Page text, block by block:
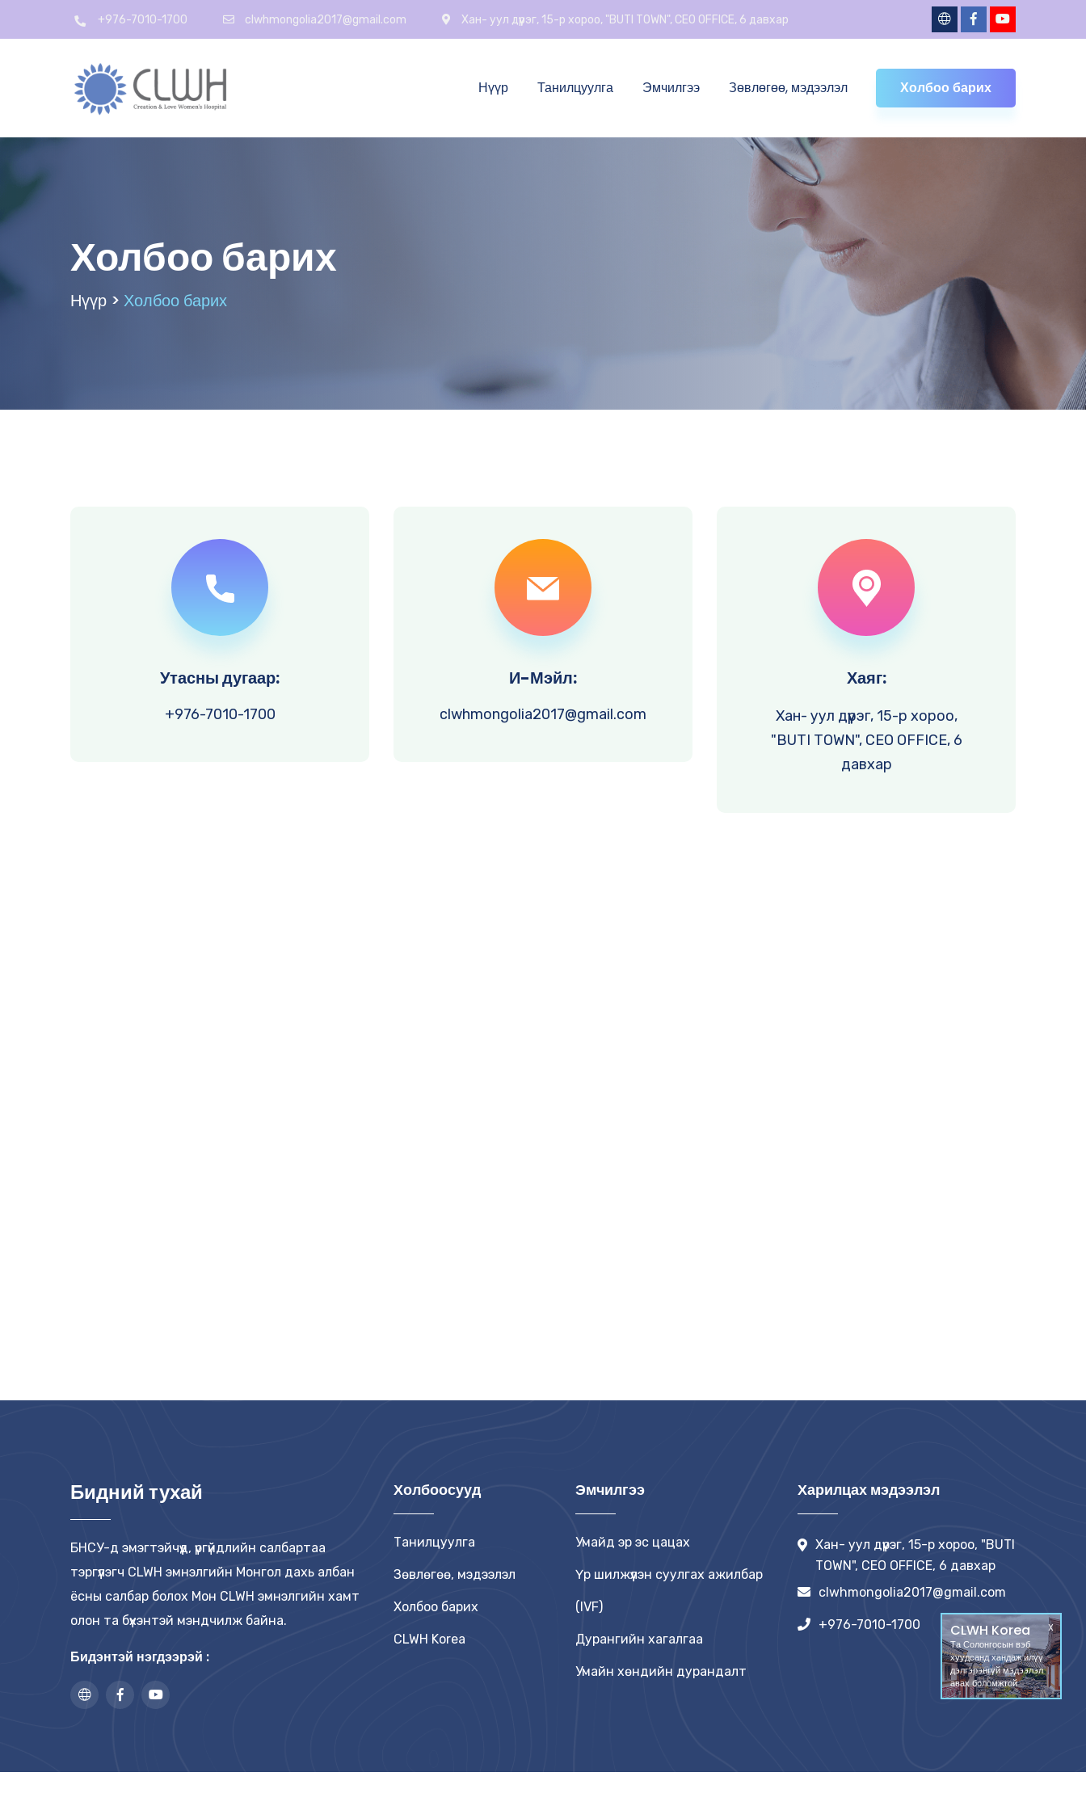
+976-7010-1700 clwhmongolia2017@gmail.com Хан- уул дүүрэг, 15-р хороо, "BUTI TOWN", CEO OFFICE, 6 давхар
Нүүр Танилцуулга Эмчилгээ Зөвлөгөө, мэдээлэл Холбоо барих
Холбоо барих
Нүүр > Холбоо барих
Утасны дугаар:
+976-7010-1700
И-Мэйл:
clwhmongolia2017@gmail.com
Хаяг:
Хан- уул дүүрэг, 15-р хороо,
"BUTI TOWN", CEO OFFICE, 6
давхар
Бидний тухай
БНСУ-д эмэгтэйчүүд, үргүйдлийн салбартаа
тэргүүлэгч CLWH эмнэлгийн Монгол дахь албан
ёсны салбар болох Мон CLWH эмнэлгийн хамт
олон та бүхэнтэй мэндчилж байна.
Бидэнтэй нэгдээрэй :
Холбоосууд
Танилцуулга
Зөвлөгөө, мэдээлэл
Холбоо барих
CLWH Korea
Эмчилгээ
Умайд эр эс цацах
Үр шилжүүлэн суулгах ажилбар
(IVF)
Дурангийн хагалгаа
Умайн хөндийн дурандалт
Харилцах мэдээлэл
Хан- уул дүүрэг, 15-р хороо, "BUTI
TOWN", CEO OFFICE, 6 давхар
clwhmongolia2017@gmail.com
+976-7010-1700 X
CLWH Korea
Та Солонгосын вэб
хуудсанд хандаж илүү
дэлгэрэнгүй мэдээлэл
авах боломжтой